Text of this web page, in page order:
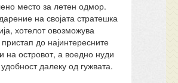
место за летен одмор.
на својата стратешка
хотелот овозможува
до најинтересните
на островот, а воедно нуди
далеку од гужвата.